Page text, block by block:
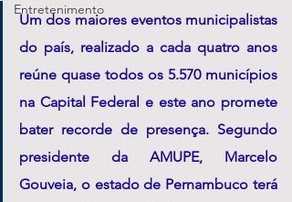
Entretenimento
Um dos maiores eventos municipalistas
do país, realizado a cada quatro anos
reúne quase todos os 5.570 municípios
na Capital Federal e este ano promete
bater recorde de presença. Segundo
presidente da AMUPE, Marcelo
Gouveia, o estado de Pernambuco terá